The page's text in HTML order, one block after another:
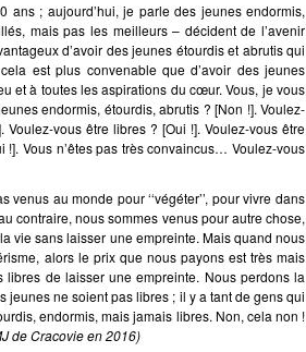
; aujourd’hui, je parle des jeunes endormis,
mais pas les meilleurs – décident de l’avenir
d’avoir des jeunes étourdis et abrutis qui
est plus convenable que d’avoir des jeunes
et à toutes les aspirations du cœur. Vous, je vous
endormis, étourdis, abrutis ? [Non !]. Voulez-
vous être libres ? [Oui !]. Voulez-vous être
Vous n’êtes pas très convaincus… Voulez-vous
au monde pour ‘‘végéter’’, pour vivre dans
contraire, nous sommes venus pour autre chose,
vie sans laisser une empreinte. Mais quand nous
alors le prix que nous payons est très mais
de laisser une empreinte. Nous perdons la
jeunes ne soient pas libres ; il y a tant de gens qui
endormis, mais jamais libres. Non, cela non !
de Cracovie en 2016)